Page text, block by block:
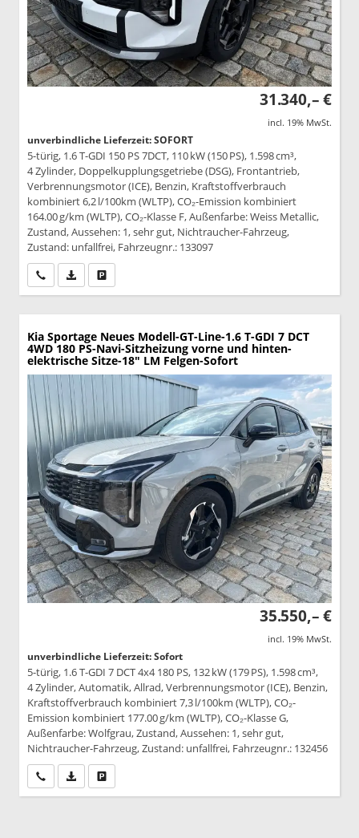
31.340,– €
incl. 19% MwSt.
unverbindliche Lieferzeit: SOFORT
5-türig, 1.6 T-GDI 150 PS 7DCT, 110 kW (150 PS), 1.598 cm³,
4 Zylinder, Doppelkupplungsgetriebe (DSG), Frontantrieb,
Verbrennungsmotor (ICE), Benzin, Kraftstoffverbrauch
kombiniert 6,2 l/100km (WLTP), CO₂-Emission kombiniert
164.00 g/km (WLTP), CO₂-Klasse F, Außenfarbe: Weiss Metallic,
Zustand, Aussehen: 1, sehr gut, Nichtraucher-Fahrzeug,
Zustand: unfallfrei, Fahrzeugnr.: 133097
Wir rufen Sie anPDF-Datei, Fahrzeugexposé drucken
Kia Sportage Neues Modell-GT-Line-1.6 T-GDI 7 DCT
4WD 180 PS-Navi-Sitzheizung vorne und hinten-
elektrische Sitze-18" LM Felgen-Sofort
35.550,– €
incl. 19% MwSt.
unverbindliche Lieferzeit: Sofort
5-türig, 1.6 T-GDI 7 DCT 4x4 180 PS, 132 kW (179 PS), 1.598 cm³,
4 Zylinder, Automatik, Allrad, Verbrennungsmotor (ICE), Benzin,
Kraftstoffverbrauch kombiniert 7,3 l/100km (WLTP), CO₂-
Emission kombiniert 177.00 g/km (WLTP), CO₂-Klasse G,
Außenfarbe: Wolfgrau, Zustand, Aussehen: 1, sehr gut,
Nichtraucher-Fahrzeug, Zustand: unfallfrei, Fahrzeugnr.: 132456
Wir rufen Sie anPDF-Datei, Fahrzeugexposé drucken